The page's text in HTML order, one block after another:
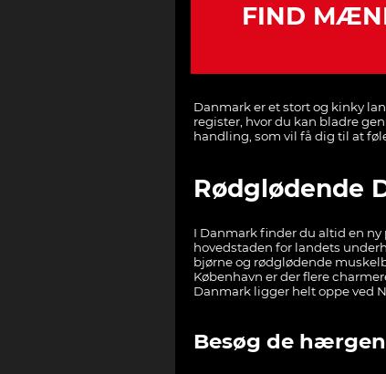
FIND
Danmark er et stort og kinky
register, hvor du kan bladre
handling, som vil få dig til at
Rødglødende
I Danmark finder du altid en
hovedstaden for landets
bjørne og rødglødende
København er der flere
Danmark ligger helt oppe ved
Besøg de